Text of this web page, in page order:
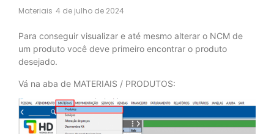
Materiais 4 de julho de 2024
Para conseguir visualizar e até mesmo alterar o NCM de
um produto você deve primeiro encontrar o produto
desejado.
Vá na aba de MATERIAIS / PRODUTOS: